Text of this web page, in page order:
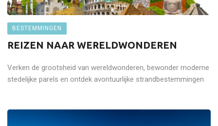
BESTEMMINGEN
REIZEN NAAR WERELDWONDEREN
Verken de grootsheid van wereldwonderen, bewonder moderne
stedelijke parels en ontdek avontuurlijke strandbestemmingen